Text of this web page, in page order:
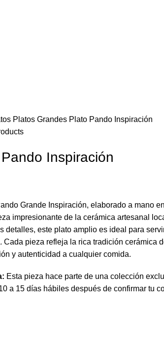
Platos Grandes Plato Pando Inspiración
Inspiración
Grande Inspiración, elaborado a mano
impresionante de la cerámica artesanal
detalles, este plato amplio es ideal para
Cada pieza refleja la rica tradición cerámica
y autenticidad a cualquier comida.
Esta pieza hace parte de una colección
a 15 días hábiles después de confirmar tu